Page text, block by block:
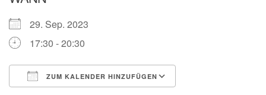
29. Sep. 2023
17:30 - 20:30
ZUM KALENDER HINZUFÜGEN